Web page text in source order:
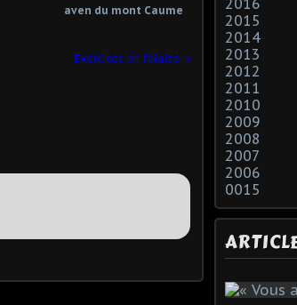
aven du mont Caume
Exercices en falaise
2015
2014
2013
2012
2011
2010
2009
2008
2007
2006
0015